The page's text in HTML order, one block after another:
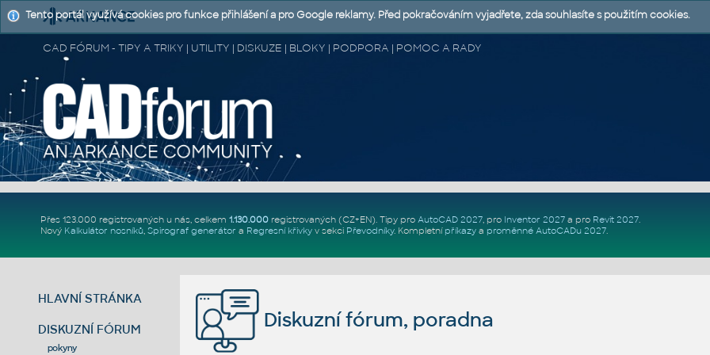
CAD FÓRUM - TIPY A TRIKY | UTILITY | DISKUZE | BLOKY | PODPORA | POMOC A RADY
Přes 123.000 registrovaných u nás, celkem 1.130.000registrovaných (CZ+EN). Tipy pro AutoCAD 2027, pro Inventor 2027a pro Revit 2027.
Nový Kalkulátor nosníků, Spirograf generátor a Regresní křivkyv sekci Převodníky. Kompletní příkazya proměnné AutoCADu 2027.
HLAVNÍ STRÁNKA
DISKUZNÍ FÓRUM
pokyny
Diskuzní fórum, poradna
Tento portál využívá cookies pro funkce přihlášení a pro Google reklamy. Před pokračováním vyjadřete, zda souhlasíte s použitím cookies.